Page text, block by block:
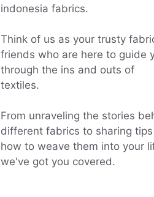
indonesia fabrics.
Think of us as your trusty
friends who are here to guide
through the ins and outs of
textiles.
From unraveling the stories
different fabrics to sharing
how to weave them into your
we've got you covered.